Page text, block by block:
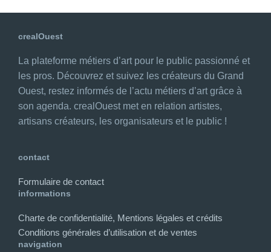
crealOuest
La plateforme métiers d’art pour le public passionné et
les pros. Découvrez et suivez les créateurs du Grand
Ouest, restez informés de l’actu métiers d’art grâce à
son agenda. crealOuest met en relation artistes,
artisans créateurs, les organisateurs et le public !
contact
Formulaire de contact
informations
Charte de confidentialité, Mentions légales et crédits
Conditions générales d’utilisation et de ventes
navigation